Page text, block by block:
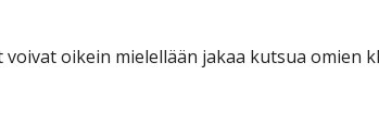
oikein mielellään jakaa kutsua omien